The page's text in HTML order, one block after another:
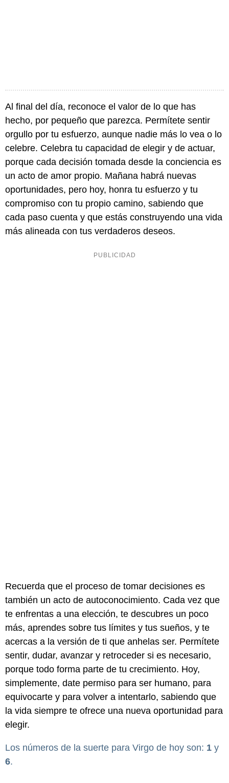
Al final del día, reconoce el valor de lo que has
hecho, por pequeño que parezca. Permítete sentir
orgullo por tu esfuerzo, aunque nadie más lo vea o lo
celebre. Celebra tu capacidad de elegir y de actuar,
porque cada decisión tomada desde la conciencia es
un acto de amor propio. Mañana habrá nuevas
oportunidades, pero hoy, honra tu esfuerzo y tu
compromiso con tu propio camino, sabiendo que
cada paso cuenta y que estás construyendo una vida
más alineada con tus verdaderos deseos.
Recuerda que el proceso de tomar decisiones es
también un acto de autoconocimiento. Cada vez que
te enfrentas a una elección, te descubres un poco
más, aprendes sobre tus límites y tus sueños, y te
acercas a la versión de ti que anhelas ser. Permítete
sentir, dudar, avanzar y retroceder si es necesario,
porque todo forma parte de tu crecimiento. Hoy,
simplemente, date permiso para ser humano, para
equivocarte y para volver a intentarlo, sabiendo que
la vida siempre te ofrece una nueva oportunidad para
elegir.
Los números de la suerte para Virgo de hoy son: 1 y
6.